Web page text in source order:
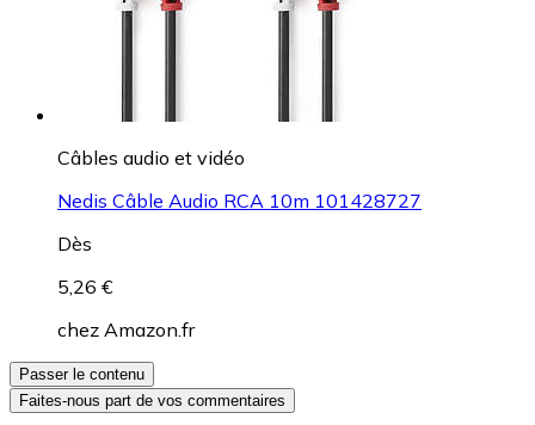
Câbles audio et vidéo
Nedis Câble Audio RCA 10m 101428727
Dès
5,26 €
chez Amazon.fr
Passer le contenu
Faites-nous part de vos commentaires